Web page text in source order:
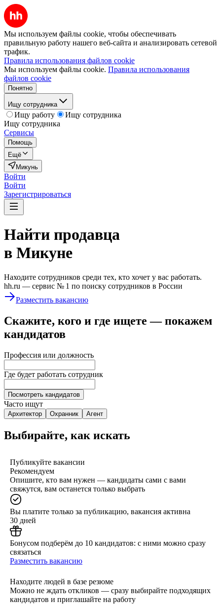
Мы используем файлы cookie, чтобы обеспечивать
правильную работу нашего веб-сайта и анализировать сетевой
трафик.
Правила использования файлов cookie
Мы используем файлы cookie. Правила использования
файлов cookie
Понятно
Ищу сотрудника
Ищу работу
Ищу сотрудника
Ищу сотрудника
Сервисы
Помощь
Ещё
Микунь
Войти
Войти
Зарегистрироваться
Найти продавца
в Микуне
Находите сотрудников среди тех, кто хочет у вас работать.
hh.ru — сервис № 1 по поиску сотрудников в России
Разместить вакансию
Скажите, кого и где ищете — покажем
кандидатов
Профессия или должность
Где будет работать сотрудник
Посмотреть кандидатов
Часто ищут
Архитектор Охранник Агент
Выбирайте, как искать
Публикуйте вакансии
Рекомендуем
Опишите, кто вам нужен — кандидаты сами с вами
свяжутся, вам останется только выбрать
Вы платите только за публикацию, вакансия активна
30 дней
Бонусом подберём до 10 кандидатов: с ними можно сразу
связаться
Разместить вакансию
Находите людей в базе резюме
Можно не ждать откликов — сразу выбирайте подходящих
кандидатов и приглашайте на работу